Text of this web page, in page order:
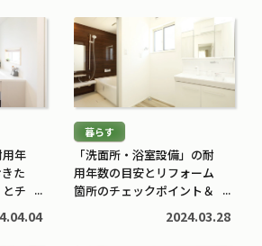
用年
た
チ
続
き
を
読
む
> 暮らす
「洗面所・浴室設備」の耐
用年数の目安とリフォーム
箇所のチェックポイント＆
リフォーム業者選びのコツ
2024.03.28